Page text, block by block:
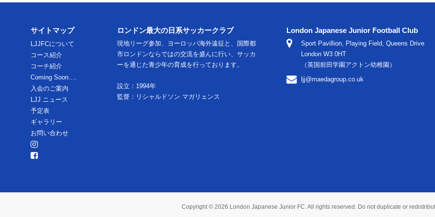
サイトマップ
LJJFCについて
コース紹介
コーチ紹介
Coming Soon….
入会のご案内
LJJ ニュース
予定表
ギャラリー
お問い合わせ
ロンドン最大の日系サッカークラブ
現地リーグ参加、ヨーロッパ海外遠征と、国際都
市ロンドンならではの交流を盛んに行い、サッカ
ーを通じた青少年の育成を行っております。
設立：1994年
監督：リシャルドソン マガリェンス
London Japanese Junior Football Club
Sport Pavillion, Playing Field, Queens Drive
London W3 0HT
（英国前田学園アクトン幼稚園）
ljj@maedagroup.co.uk
Copyright © 2026 London Japanese Junior FC. All rights reserved. Do not duplicate or